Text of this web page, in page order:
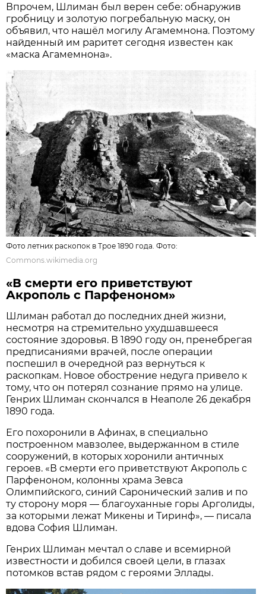
Впрочем, Шлиман был верен себе: обнаружив
гробницу и золотую погребальную маску, он
объявил, что нашёл могилу Агамемнона. Поэтому
найденный им раритет сегодня известен как
«маска Агамемнона».
Фото летних раскопок в Трое 1890 года. Фото:
Commons.wikimedia.org
«В смерти его приветствуют
Акрополь с Парфеноном»
Шлиман работал до последних дней жизни,
несмотря на стремительно ухудшавшееся
состояние здоровья. В 1890 году он, пренебрегая
предписаниями врачей, после операции
поспешил в очередной раз вернуться к
раскопкам. Новое обострение недуга привело к
тому, что он потерял сознание прямо на улице.
Генрих Шлиман скончался в Неаполе 26 декабря
1890 года.
Его похоронили в Афинах, в специально
построенном мавзолее, выдержанном в стиле
сооружений, в которых хоронили античных
героев. «В смерти его приветствуют Акрополь с
Парфеноном, колонны храма Зевса
Олимпийского, синий Саронический залив и по
ту сторону моря — благоуханные горы Арголиды,
за которыми лежат Микены и Тиринф», — писала
вдова София Шлиман.
Генрих Шлиман мечтал о славе и всемирной
известности и добился своей цели, в глазах
потомков встав рядом с героями Эллады.